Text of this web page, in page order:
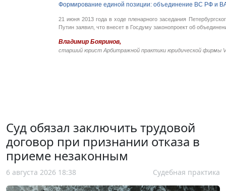
Формирование единой позиции: объединение ВС РФ и
21 июня 2013 года в ходе пленарного заседания
Путин заявил, что внесет в Госдуму законопроект об
Владимир Бояринов,
старший юрист Арбитражной практики юридической фирмы
Суд обязал заключить трудовой
договор при признании отказа в
приеме незаконным
6 августа 2026 18:38 Судебная практика